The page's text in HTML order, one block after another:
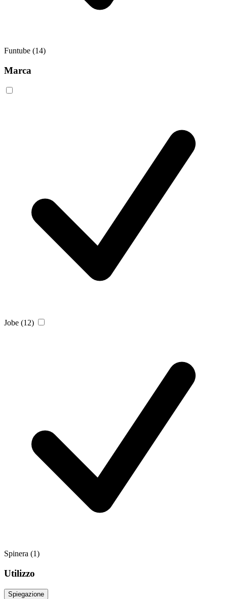
Funtube (14)
Marca
Jobe (12)
Spinera (1)
Utilizzo
Spiegazione